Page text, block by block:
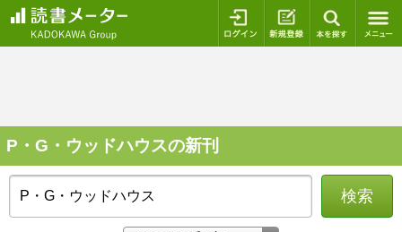
ログイン 新規登録
P・G・ウッドハウスの新刊
検索